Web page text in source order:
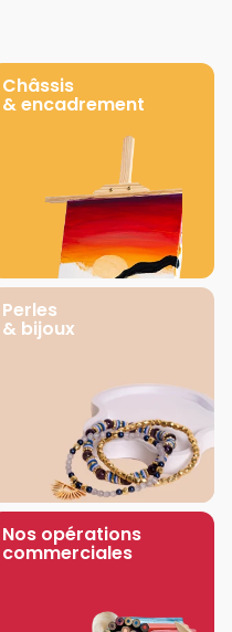
Châssis
& encadrement
Perles
& bijoux
Nos opérations
commerciales